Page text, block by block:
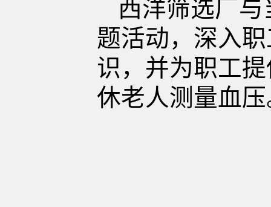
西洋筛选厂
题活动，深入
识，并为职工
休老人测量血